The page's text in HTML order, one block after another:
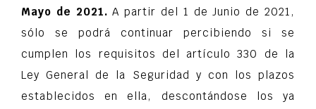
Mayo de 2021.A partir del 1 de Junio de 2021,
sólo se podrá continuar percibiendo si se
cumplen los requisitos del artículo 330 de la
Ley General de la Seguridad y con los plazos
establecidos en ella, descontándose los ya